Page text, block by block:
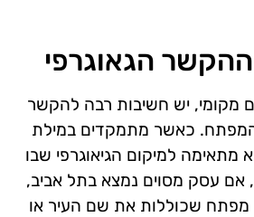
הגאוגרפי
מקומי, יש חשיבות רבה להקשר
המפתח. כאשר מתמקדים במילת
מתאימה למיקום הגיאוגרפי שבו
אם עסק מסוים נמצא בתל אביב,
שכוללות את שם העיר או